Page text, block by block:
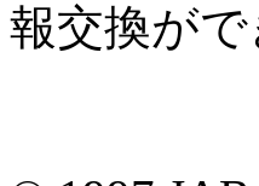
報交換が